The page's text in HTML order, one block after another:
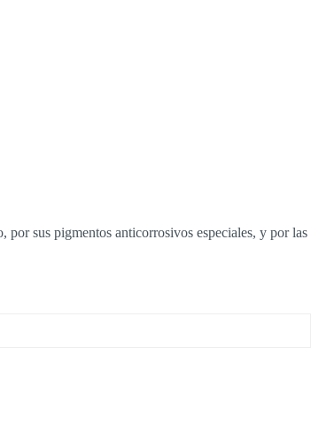
sus pigmentos anticorrosivos especiales, y por las